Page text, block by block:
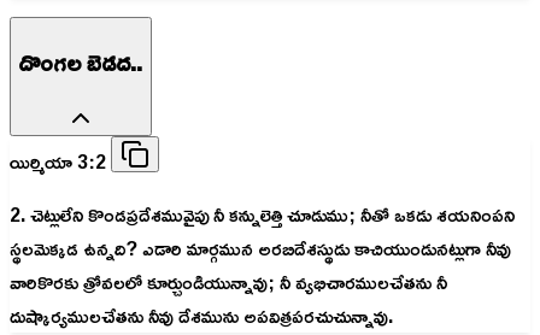
దొంగల బెడద..
యిర్మియా 3:2
2. చెట్లులేని కొండప్రదేశమువైపు నీ కన్నులెత్తి చూడుము; నీతో ఒకడు శయనింపని
స్థలమెక్కడ ఉన్నది? ఎడారి మార్గమున అరబిదేశస్థుడు కాచియుండునట్లుగా నీవు
వారికొరకు త్రోవలలో కూర్చుండియున్నావు; నీ వ్యభిచారములచేతను నీ
దుష్కార్యములచేతను నీవు దేశమును అపవిత్రపరచుచున్నావు.